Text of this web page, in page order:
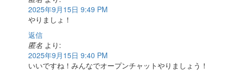
2025年9月15日 9:49 PM
やりましょ！
返信
匿名 より:
2025年9月15日 9:40 PM
いいですね！みんなでオープンチャットやりましょう！